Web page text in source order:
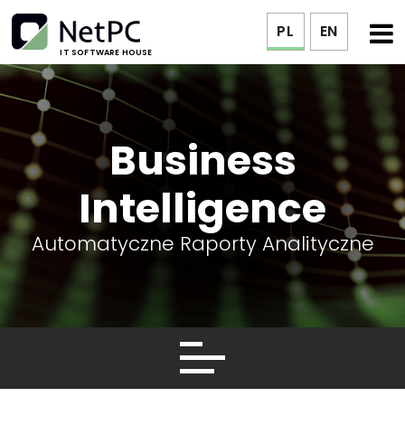
IT SOFTWARE HOUSE
PL EN
Business
Intelligence
Automatyczne Raporty Analityczne